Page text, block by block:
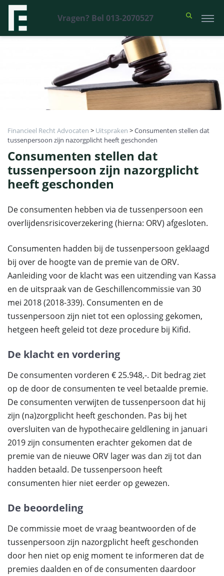
Vragen? Bel 013-2070527
Financieel Recht Advocaten > Uitspraken >Consumenten stellen dat
tussenpersoon zijn nazorgplicht heeft geschonden
Consumenten stellen dat
tussenpersoon zijn nazorgplicht
heeft geschonden
De consumenten hebben via de tussenpersoon een
overlijdensrisicoverzekering (hierna: ORV) afgesloten.
Consumenten hadden bij de tussenpersoon geklaagd
bij over de hoogte van de premie van de ORV.
Aanleiding voor de klacht was een uitzending van Kassa
en de uitspraak van de Geschillencommissie van 30
mei 2018 (2018-339). Consumenten en de
tussenpersoon zijn niet tot een oplossing gekomen,
hetgeen heeft geleid tot deze procedure bij Kifid.
De klacht en vordering
De consumenten vorderen € 25.948,-. Dit bedrag ziet
op de door de consumenten te veel betaalde premie.
De consumenten verwijten de tussenpersoon dat hij
zijn (na)zorgplicht heeft geschonden. Pas bij het
oversluiten van de hypothecaire geldlening in januari
2019 zijn consumenten erachter gekomen dat de
premie van de nieuwe ORV lager was dan zij tot dan
hadden betaald. De tussenpersoon heeft
consumenten hier niet eerder op gewezen.
De beoordeling
De commissie moet de vraag beantwoorden of de
tussenpersoon zijn nazorgplicht heeft geschonden
door hen niet op enig moment te informeren dat de
premies daalden en of de consumenten daardoor